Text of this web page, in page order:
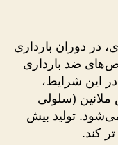
در دوران بارداری
ضد بارداری
این شرایط،
ملانین (سلولی
تولید بیش
کند.